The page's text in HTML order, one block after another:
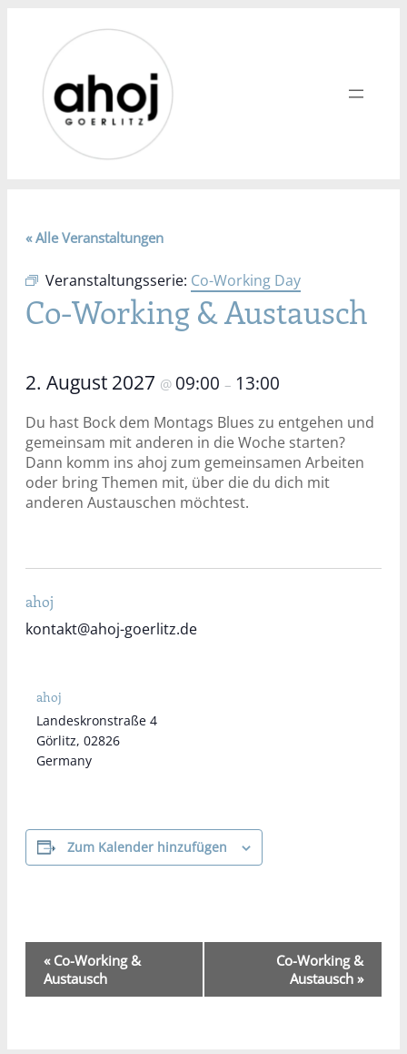
« Alle Veranstaltungen
Veranstaltungsserie: Co-Working Day
Co-Working & Austausch
2. August 2027 @ 09:00 – 13:00
Du hast Bock dem Montags Blues zu entgehen und
gemeinsam mit anderen in die Woche starten?
Dann komm ins ahoj zum gemeinsamen Arbeiten
oder bring Themen mit, über die du dich mit
anderen Austauschen möchtest.
ahoj
kontakt@ahoj-goerlitz.de
ahoj
Landeskronstraße 4
Görlitz, 02826
Germany
Zum Kalender hinzufügen
Veranstaltung-
Navigation
«Co-Working &
Austausch
Co-Working &
Austausch »